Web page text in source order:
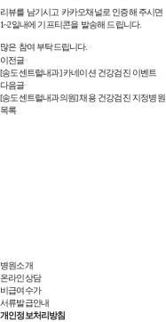
리뷰를 남기시고 카카오채널로 인증해 주시면
1~2일내에 기프티콘을 발송해 드립니다.
많은 참여 부탁드립니다.
이전글
[송도센트럴내과] 카네이션 건강검진 이벤트
다음글
[송도센트럴내과의원] 채용 건강검진 지정병원
목록
병원소개
온라인상담
비급여수가
서류발급안내
개인정보처리방침